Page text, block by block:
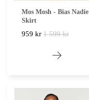
Mos Mosh - Bias Nadie
Skirt
959 kr 1 599 kr